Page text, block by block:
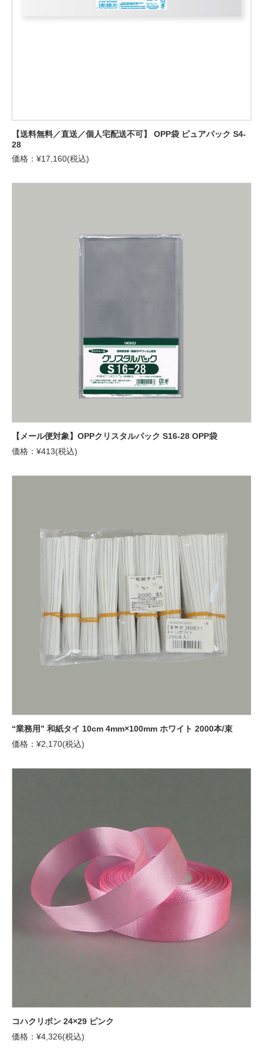
【送料無料／直送／個人宅配送不可】 OPP袋 ピュアパック S4-
28
価格：¥17,160(税込)
【メール便対象】OPPクリスタルパック S16-28 OPP袋
価格：¥413(税込)
“業務用” 和紙タイ 10cm 4mm×100mm ホワイト 2000本/束
価格：¥2,170(税込)
コハクリボン 24×29 ピンク
価格：¥4,326(税込)